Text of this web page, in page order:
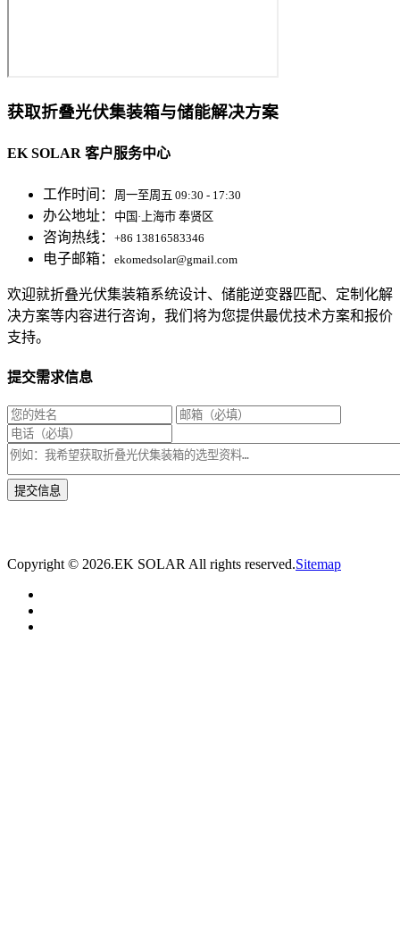
获取折叠光伏集装箱与储能解决方案
EK SOLAR 客户服务中心
工作时间： 周一至周五 09:30 - 17:30
办公地址： 中国·上海市 奉贤区
咨询热线： +86 13816583346
电子邮箱： ekomedsolar@gmail.com
欢迎就折叠光伏集装箱系统设计、储能逆变器匹配、定制化解
决方案等内容进行咨询，我们将为您提供最优技术方案和报价
支持。
提交需求信息
Copyright © 2026.EK SOLAR All rights reserved.Sitemap